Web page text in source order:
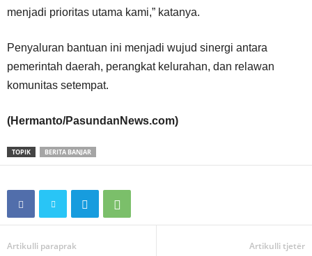
menjadi prioritas utama kami,” katanya.
Penyaluran bantuan ini menjadi wujud sinergi antara
pemerintah daerah, perangkat kelurahan, dan relawan
komunitas setempat.
(Hermanto/PasundanNews.com)
TOPIK BERITA BANJAR
Artikulli paraprak Artikulli tjetër